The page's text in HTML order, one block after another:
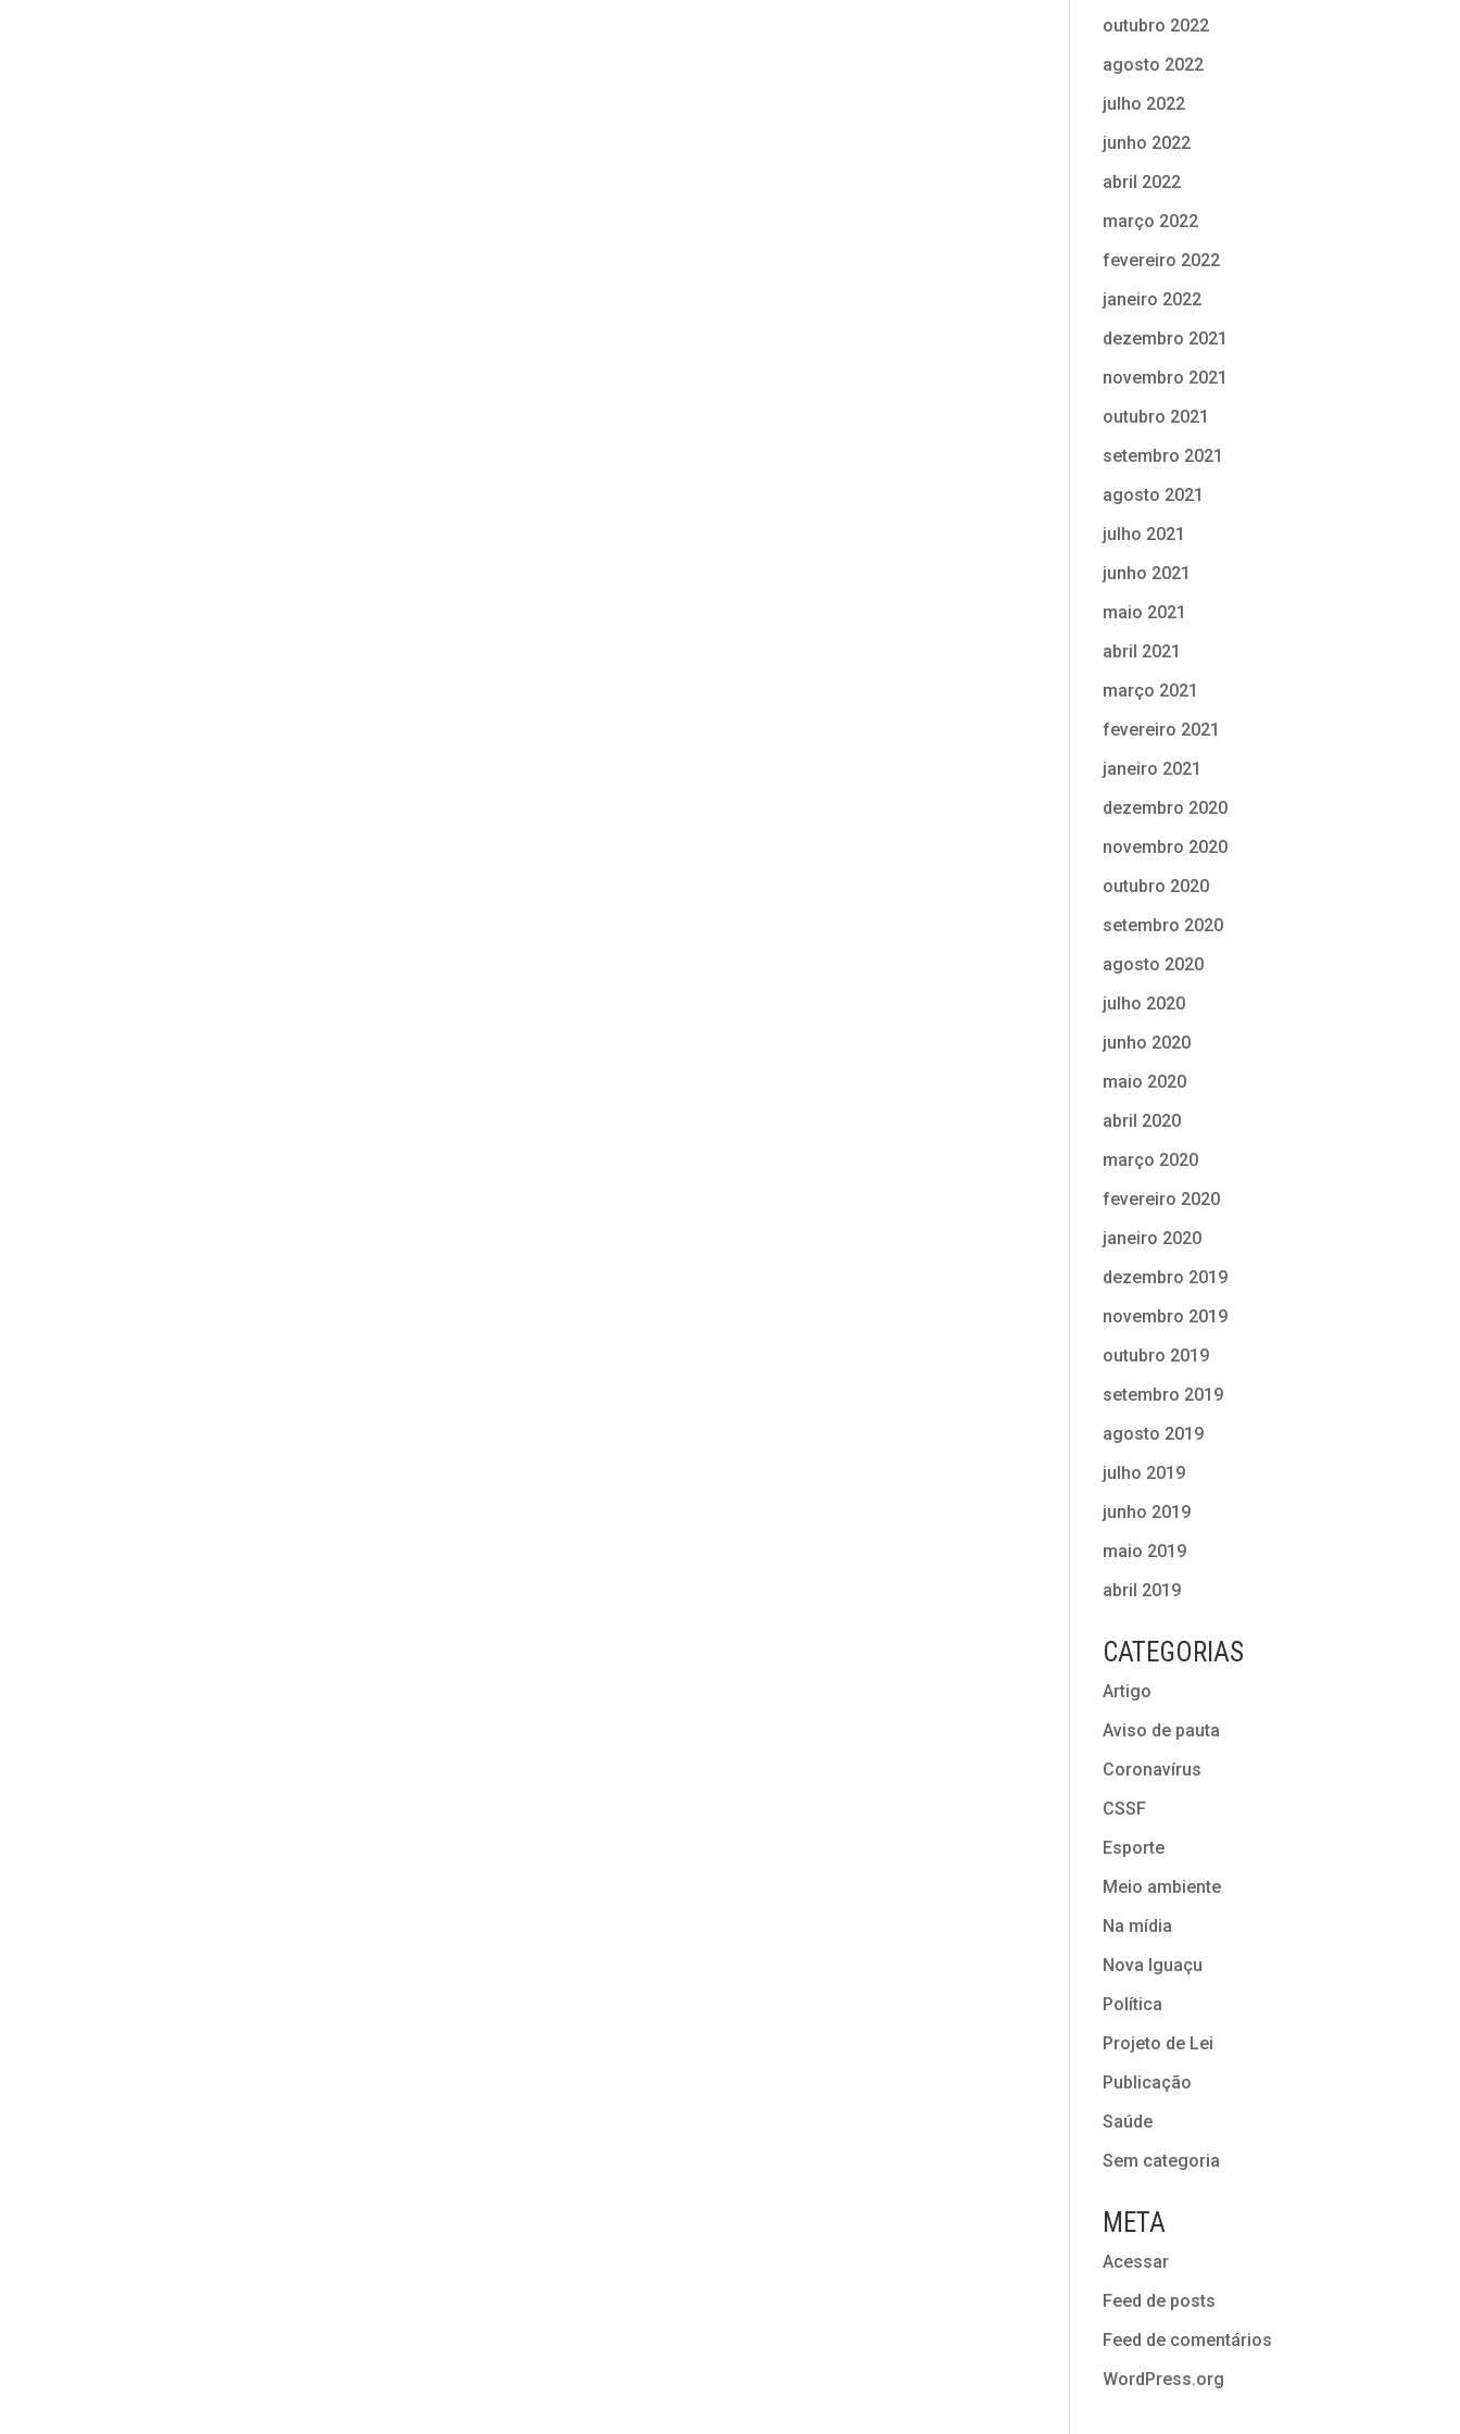
outubro 2022
agosto 2022
julho 2022
junho 2022
abril 2022
março 2022
fevereiro 2022
janeiro 2022
dezembro 2021
novembro 2021
outubro 2021
setembro 2021
agosto 2021
julho 2021
junho 2021
maio 2021
abril 2021
março 2021
fevereiro 2021
janeiro 2021
dezembro 2020
novembro 2020
outubro 2020
setembro 2020
agosto 2020
julho 2020
junho 2020
maio 2020
abril 2020
março 2020
fevereiro 2020
janeiro 2020
dezembro 2019
novembro 2019
outubro 2019
setembro 2019
agosto 2019
julho 2019
junho 2019
maio 2019
abril 2019
CATEGORIAS
Artigo
Aviso de pauta
Coronavírus
CSSF
Esporte
Meio ambiente
Na mídia
Nova Iguaçu
Política
Projeto de Lei
Publicação
Saúde
Sem categoria
META
Acessar
Feed de posts
Feed de comentários
WordPress.org